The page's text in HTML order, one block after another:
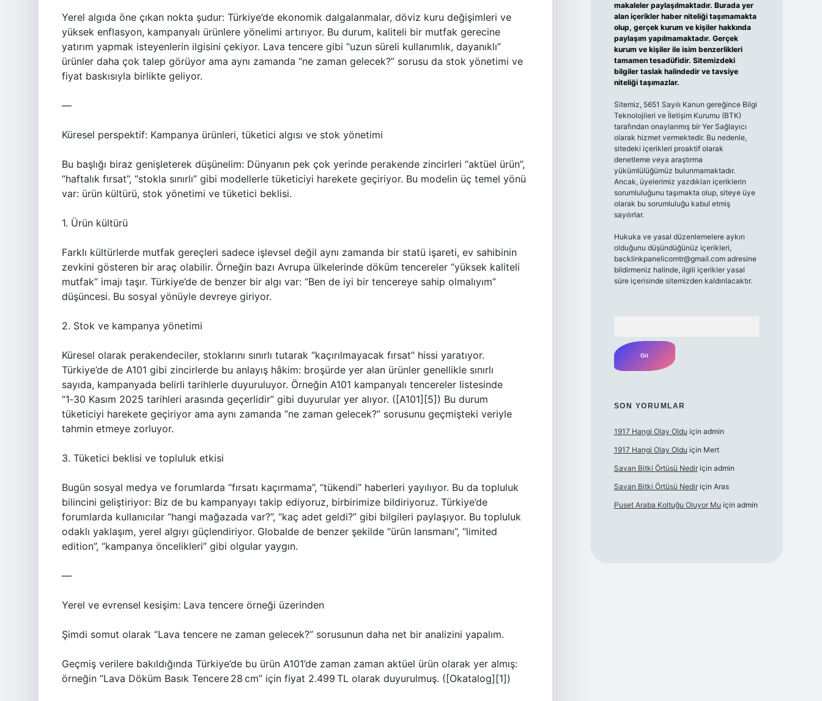
Yerel algıda öne çıkan nokta şudur: Türkiye’de ekonomik dalgalanmalar, döviz kuru değişimleri ve
yüksek enflasyon, kampanyalı ürünlere yönelimi artırıyor. Bu durum, kaliteli bir mutfak gerecine
yatırım yapmak isteyenlerin ilgisini çekiyor. Lava tencere gibi “uzun süreli kullanımlık, dayanıklı”
ürünler daha çok talep görüyor ama aynı zamanda “ne zaman gelecek?” sorusu da stok yönetimi ve
fiyat baskısıyla birlikte geliyor.
—
Küresel perspektif: Kampanya ürünleri, tüketici algısı ve stok yönetimi
Bu başlığı biraz genişleterek düşünelim: Dünyanın pek çok yerinde perakende zincirleri “aktüel ürün”,
“haftalık fırsat”, “stokla sınırlı” gibi modellerle tüketiciyi harekete geçiriyor. Bu modelin üç temel yönü
var: ürün kültürü, stok yönetimi ve tüketici beklisi.
1. Ürün kültürü
Farklı kültürlerde mutfak gereçleri sadece işlevsel değil aynı zamanda bir statü işareti, ev sahibinin
zevkini gösteren bir araç olabilir. Örneğin bazı Avrupa ülkelerinde döküm tencereler “yüksek kaliteli
mutfak” imajı taşır. Türkiye’de de benzer bir algı var: “Ben de iyi bir tencereye sahip olmalıyım”
düşüncesi. Bu sosyal yönüyle devreye giriyor.
2. Stok ve kampanya yönetimi
Küresel olarak perakendeciler, stoklarını sınırlı tutarak “kaçırılmayacak fırsat” hissi yaratıyor.
Türkiye’de de A101 gibi zincirlerde bu anlayış hâkim: broşürde yer alan ürünler genellikle sınırlı
sayıda, kampanyada belirli tarihlerle duyuruluyor. Örneğin A101 kampanyalı tencereler listesinde
“1‑30 Kasım 2025 tarihleri arasında geçerlidir” gibi duyurular yer alıyor. ([A101][5]) Bu durum
tüketiciyi harekete geçiriyor ama aynı zamanda “ne zaman gelecek?” sorusunu geçmişteki veriyle
tahmin etmeye zorluyor.
3. Tüketici beklisi ve topluluk etkisi
Bugün sosyal medya ve forumlarda “fırsatı kaçırmama”, “tükendi” haberleri yayılıyor. Bu da topluluk
bilincini geliştiriyor: Biz de bu kampanyayı takip ediyoruz, birbirimize bildiriyoruz. Türkiye’de
forumlarda kullanıcılar “hangi mağazada var?”, “kaç adet geldi?” gibi bilgileri paylaşıyor. Bu topluluk
odaklı yaklaşım, yerel algıyı güçlendiriyor. Globalde de benzer şekilde “ürün lansmanı”, “limited
edition”, “kampanya öncelikleri” gibi olgular yaygın.
—
Yerel ve evrensel kesişim: Lava tencere örneği üzerinden
Şimdi somut olarak “Lava tencere ne zaman gelecek?” sorusunun daha net bir analizini yapalım.
Geçmiş verilere bakıldığında Türkiye’de bu ürün A101’de zaman zaman aktüel ürün olarak yer almış:
örneğin “Lava Döküm Basık Tencere 28 cm” için fiyat 2.499 TL olarak duyurulmuş. ([Okatalog][1])
makaleler paylaşılmaktadır. Burada yer
alan içerikler haber niteliği taşımamakta
olup, gerçek kurum ve kişiler hakkında
paylaşım yapılmamaktadır. Gerçek
kurum ve kişiler ile isim benzerlikleri
tamamen tesadüfidir. Sitemizdeki
bilgiler taslak halindedir ve tavsiye
niteliği taşımazlar.
Sitemiz, 5651 Sayılı Kanun gereğince Bilgi
Teknolojileri ve İletişim Kurumu (BTK)
tarafından onaylanmış bir Yer Sağlayıcı
olarak hizmet vermektedir. Bu nedenle,
sitedeki içerikleri proaktif olarak
denetleme veya araştırma
yükümlülüğümüz bulunmamaktadır.
Ancak, üyelerimiz yazdıkları içeriklerin
sorumluluğunu taşımakta olup, siteye üye
olarak bu sorumluluğu kabul etmiş
sayılırlar.
Hukuka ve yasal düzenlemelere aykırı
olduğunu düşündüğünüz içerikleri,
backlinkpanelicomtr@gmail.comadresine
bildirmeniz halinde, ilgili içerikler yasal
süre içerisinde sitemizden kaldırılacaktır.
SON YORUMLAR
1917 Hangi Olay Oldu için admin
1917 Hangi Olay Oldu için Mert
Savan Bitki Örtüsü Nediriçin admin
Savan Bitki Örtüsü Nediriçin Aras
Puset Araba Koltuğu Oluyor Mu için admin